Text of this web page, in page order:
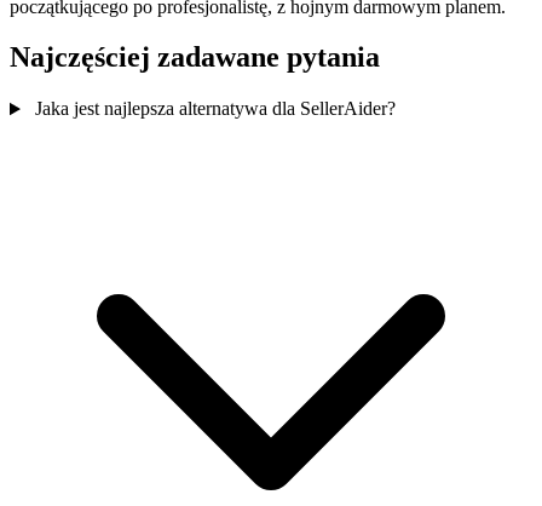
początkującego po profesjonalistę, z hojnym darmowym planem.
Najczęściej zadawane pytania
Jaka jest najlepsza alternatywa dla SellerAider?